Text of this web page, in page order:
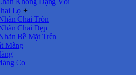
Không Dạng Vòi
Lọ +
Chai Tròn
Chai Dẹp
Bề Mặt Trên
Màng +
Co